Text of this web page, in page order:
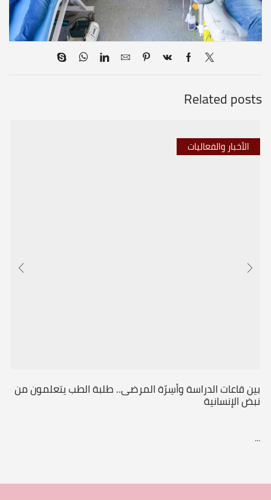
Related posts
الأخبار والفعاليات
بين قاعات الدراسة وأسِرّة المرضى.. طلبة الطب يتعلمون من
نبض الإنسانية
...